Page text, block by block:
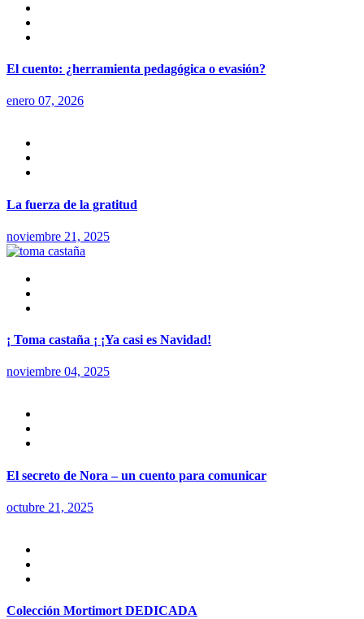
El cuento: ¿herramienta pedagógica o evasión?
enero 07, 2026
La fuerza de la gratitud
noviembre 21, 2025
¡ Toma castaña ¡ ¡Ya casi es Navidad!
noviembre 04, 2025
El secreto de Nora – un cuento para comunicar
octubre 21, 2025
Colección Mortimort DEDICADA